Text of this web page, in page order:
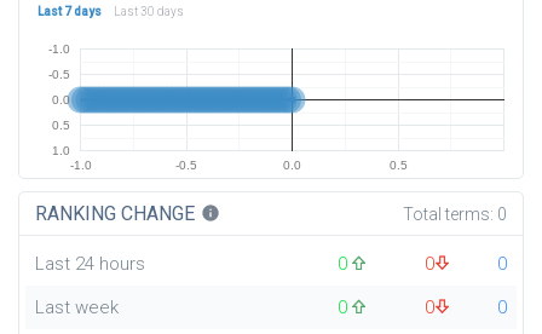
Last 7 days Last 30 days
-1.0 -0.5 0.0 0.5
-1.0
-0.5
0.0
0.5
1.0
RANKING CHANGE info Total terms: 0
Last 24 hours 0 0
0
Last week
0 0
0